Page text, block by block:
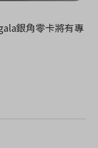
銀角零卡將有專